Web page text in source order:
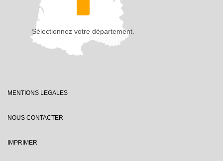
Sélectionnez votre département.
MENTIONS LEGALES
NOUS CONTACTER
IMPRIMER